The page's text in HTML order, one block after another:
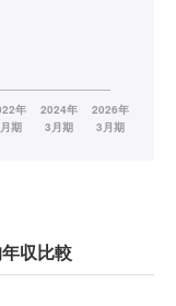
収比較